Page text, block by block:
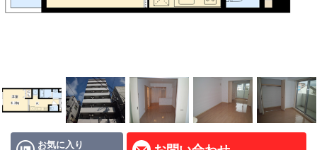
RECRUIT
店舗情報·アクセス
会社概要お気に入り